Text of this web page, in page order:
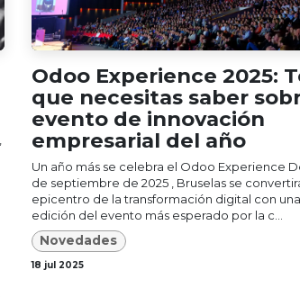
Odoo Experience 2025:
que necesitas saber
evento de innovación
empresarial del año
Un año más se celebra el Odoo Experience
de septiembre de 2025 , Bruselas se
epicentro de la transformación digital con
edición del evento más esperado por la c...
Novedades
18 jul 2025